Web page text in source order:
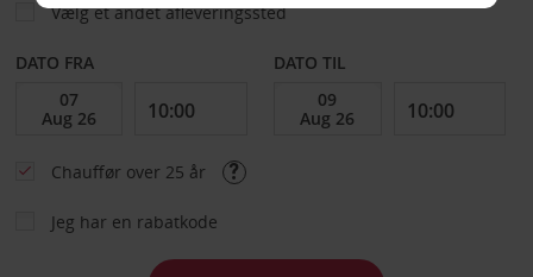
Vælg et andet afleveringssted
DATO FRA DATO TIL
Chauffør over 25 år
Jeg har en rabatkode